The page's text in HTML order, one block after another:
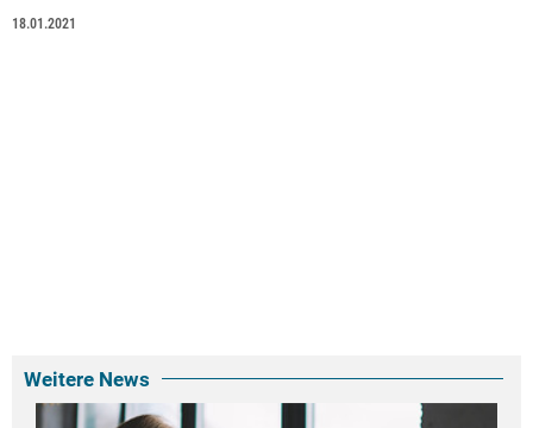
18.01.2021
Weitere News